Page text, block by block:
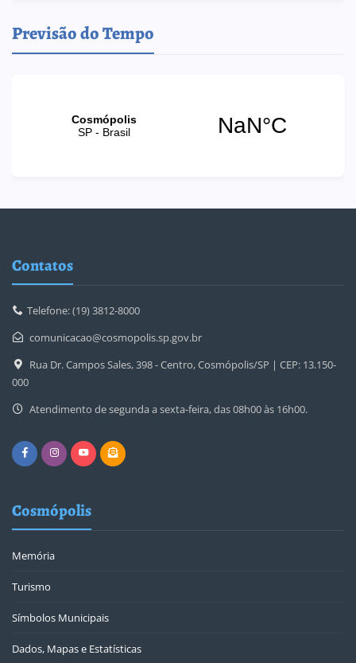
Previsão do Tempo
Contatos
Telefone: (19) 3812-8000
comunicacao@cosmopolis.sp.gov.br
Rua Dr. Campos Sales, 398 - Centro, Cosmópolis/SP | CEP: 13.150-
000
Atendimento de segunda a sexta-feira, das 08h00 às 16h00.
Cosmópolis
Memória
Turismo
Símbolos Municipais
Dados, Mapas e Estatísticas